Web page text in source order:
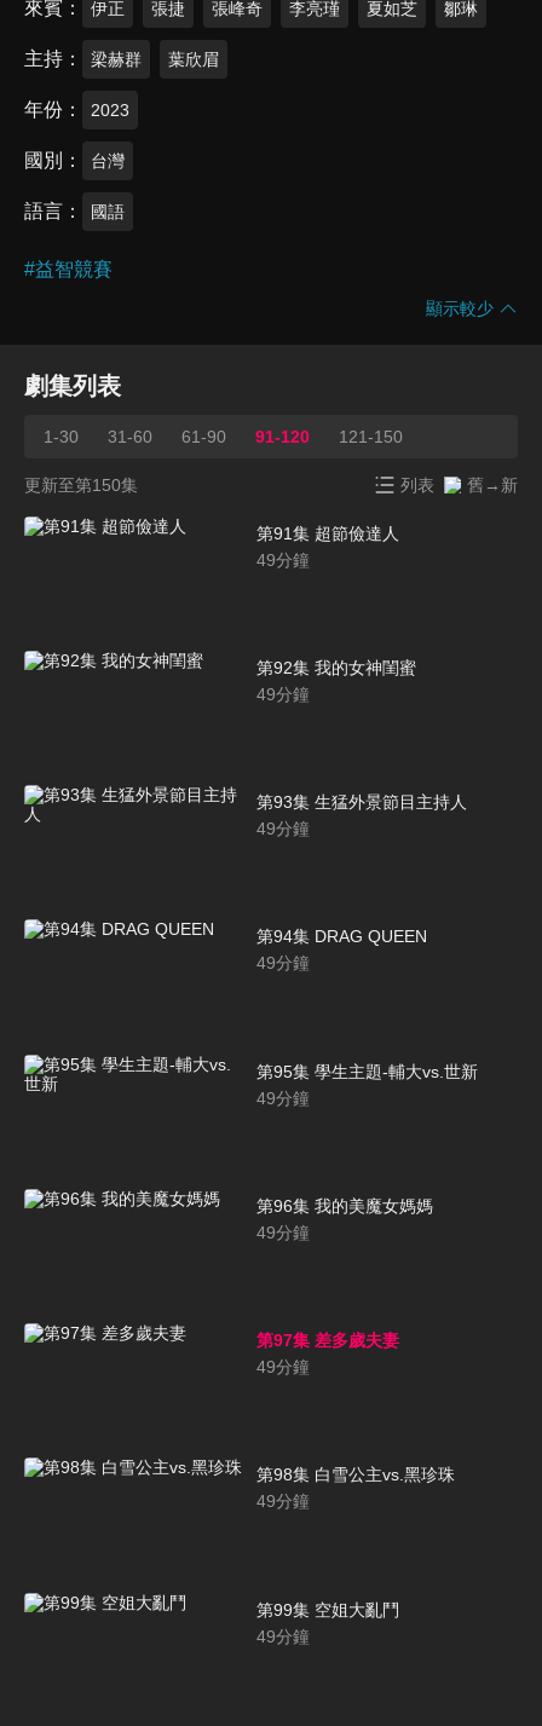
來賓 伊正 張捷 張峰奇 李亮瑾 夏如芝 鄒琳
主持 梁赫群 葉欣眉
年份 2023
國別 台灣
語言 國語
#益智競賽
顯示較少
劇集列表
1-30 31-60 61-90 91-120 121-150
更新至第150集 列表 舊→新
第91集 超節儉達人
49分鐘
第92集 我的女神閨蜜
49分鐘
第93集 生猛外景節目主持人
49分鐘
第94集 DRAG QUEEN
49分鐘
第95集 學生主題-輔大vs.世新
49分鐘
第96集 我的美魔女媽媽
49分鐘
第97集 差多歲夫妻
49分鐘
第98集 白雪公主vs.黑珍珠
49分鐘
第99集 空姐大亂鬥
49分鐘